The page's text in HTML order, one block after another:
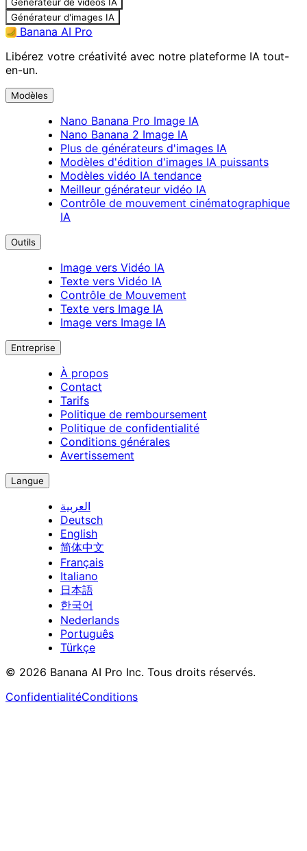
Générateur d'images IA
Banana AI Pro
Libérez votre créativité avec notre plateforme IA tout-
en-un.
Modèles
Nano Banana Pro Image IA
Nano Banana 2 Image IA
Plus de générateurs d'images IA
Modèles d'édition d'images IA puissants
Modèles vidéo IA tendance
Meilleur générateur vidéo IA
Contrôle de mouvement cinématographique
IA
Outils
Image vers Vidéo IA
Texte vers Vidéo IA
Contrôle de Mouvement
Texte vers Image IA
Image vers Image IA
Entreprise
À propos
Contact
Tarifs
Politique de remboursement
Politique de confidentialité
Conditions générales
Avertissement
Langue
العربية
Deutsch
English
简体中文
Français
Italiano
日本語
한국어
Nederlands
Português
Türkçe
© 2026 Banana AI Pro Inc. Tous droits réservés.
ConfidentialitéConditions